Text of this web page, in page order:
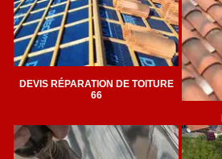
DEVIS RÉPARATION DE TOITURE
66